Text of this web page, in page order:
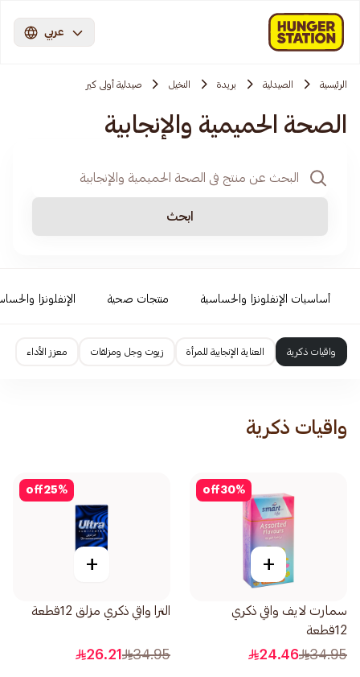
عربي
الرئيسية الصيدلية بريدة النخيل صيدلية أولى كير
الصحة الحميمية والإنجابية
ابحث
أساسيات الإنفلونزا والحساسية منتجات صحية الإنفلونزا
واقيات ذكرية العناية الإنجابية للمرأة زيوت وجل ومزلقات معزز الأداء
واقيات ذكرية
30%
off
+
سمارت لايف واقي ذكري
12قطعة
34.95
24.46
25%
off
+
الترا واقي ذكري مزلق 12قطعة
34.95
26.21